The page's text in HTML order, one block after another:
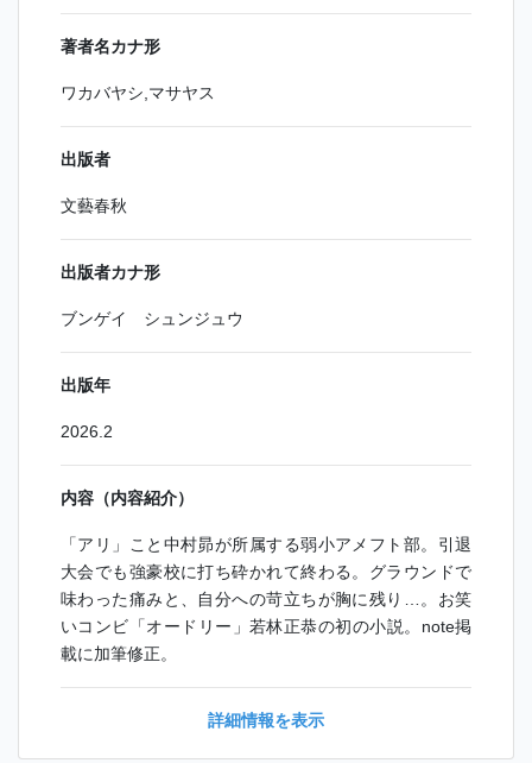
著者名カナ形
ワカバヤシ,マサヤス
出版者
文藝春秋
出版者カナ形
ブンゲイ シュンジュウ
出版年
2026.2
内容（内容紹介）
「アリ」こと中村昴が所属する弱小アメフト部。引退
大会でも強豪校に打ち砕かれて終わる。グラウンドで
味わった痛みと、自分への苛立ちが胸に残り…。お笑
いコンビ「オードリー」若林正恭の初の小説。note掲
載に加筆修正。
詳細情報を表示